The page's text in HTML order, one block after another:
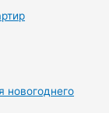
новогоднего